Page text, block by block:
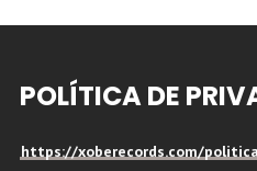
POLÍTICA DE
https://xoberecords.com/